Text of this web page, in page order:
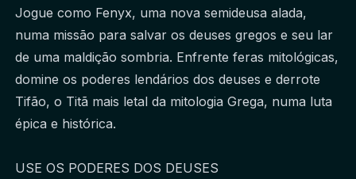
Jogue como Fenyx, uma nova semideusa alada,
numa missão para salvar os deuses gregos e seu lar
de uma maldição sombria. Enfrente feras mitológicas,
domine os poderes lendários dos deuses e derrote
Tifão, o Titã mais letal da mitologia Grega, numa luta
épica e histórica.
USE OS PODERES DOS DEUSES